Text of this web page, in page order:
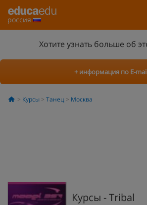
россия
Хотите узнать больше об
+ информация по E-
Курсы Танец Москва
Курсы - Tribal